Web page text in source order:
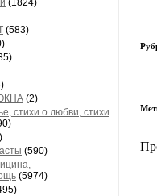
(1824)
(583)
(2)
стихи о любви, стихи
(590)
(5974)